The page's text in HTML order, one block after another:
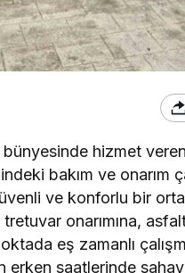
hizmet veren
bakım ve onarım
ve konforlu bir
onarımına,
eş zamanlı
erken saatlerinde